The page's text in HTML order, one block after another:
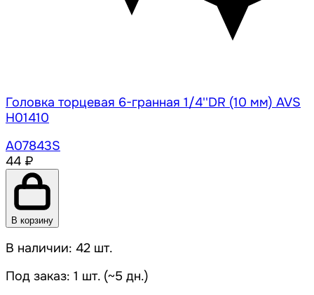
Головка торцевая 6-гранная 1/4''DR (10 мм) AVS
H01410
A07843S
44 ₽
В корзину
В наличии: 42 шт.
Под заказ: 1 шт. (~5 дн.)